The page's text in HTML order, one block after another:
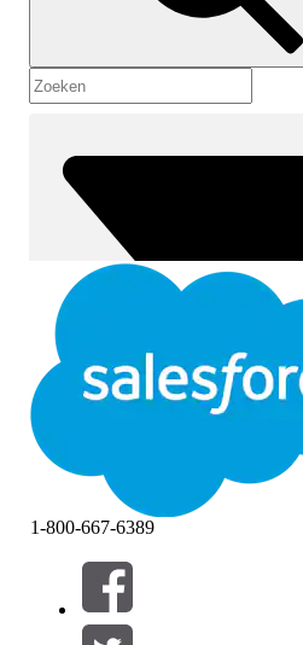
Inhoudsopgave
Filters (0)
FILTERS SELECTEREN
1-800-667-6389